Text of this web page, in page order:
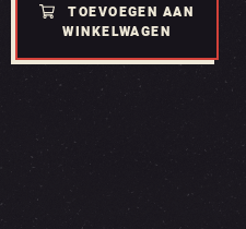
TOEVOEGEN AAN
WINKELWAGEN